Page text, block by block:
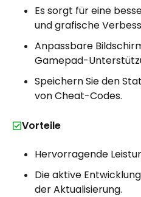
Es sorgt für eine
und grafische
Anpassbare
Gamepad-
Speichern Sie den
von Cheat-Codes.
Vorteile
Hervorragende
Die aktive
der Aktualisierung.